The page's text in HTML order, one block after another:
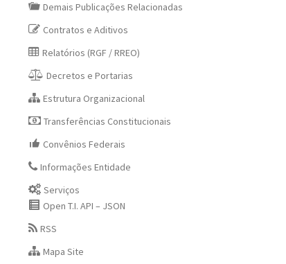
Demais Publicações Relacionadas
Contratos e Aditivos
Relatórios (RGF / RREO)
Decretos e Portarias
Estrutura Organizacional
Transferências Constitucionais
Convênios Federais
Informações Entidade
Serviços
Open T.I. API – JSON
RSS
Mapa Site